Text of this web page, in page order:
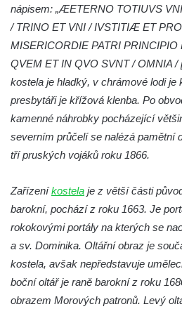
Kaple svatého Vavřince v
Márnice na hřbitově v Dobříni
Kaple v Bezděkově
Kaple Nejsvětější Trojice v centru
Výklenková kaple na rozcestí na
okraji Liběšic
Kaple svatého Blažeje východně
Kostel svatého Augustina v Lužici
Márnice na hřbitově v Lužici
Kostel svatého Martina v Kozlech
Vesnický kostel v Reinhardtsdorfu
nápisem: „ÆETERNO TOTIUVS
/ TRINO ET VNI / IVSTITIÆ ET
MISERICORDIE PATRI
QVEM ET IN QVO SVNT / OMNIA /
kostela je hladký, v chrámové lodi je
presbytáři je křížová klenba. Po
kamenné náhrobky pocházející
severním průčelí se nalézá pamětní
tří pruských vojáků roku 1866.
Zařízeníkostela je z větší části
barokní, pochází z roku 1663. Je
rokokovými portály na kterých se
a sv. Dominika. Oltářní obraz je
kostela, avšak nepředstavuje
boční oltář je raně barokní z roku
obrazem Morových patronů. Levý